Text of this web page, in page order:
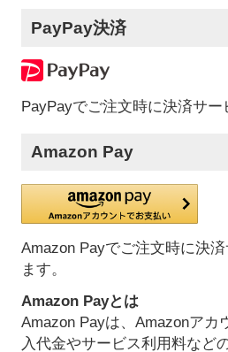
PayPay決済
PayPayでご注文時に決済サー
Amazon Pay
Amazon Payでご注文時に決
ます。
Amazon Payとは
Amazon Payは、Amazonアカ
入代金やサービス利用料など